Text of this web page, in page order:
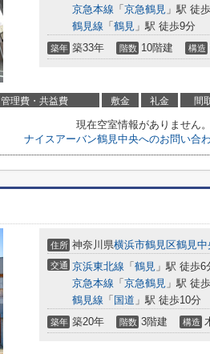
京急本線 「 京急鶴見 」駅 徒
鶴見線 「 鶴見 」駅 徒歩9分
築年 築33年 階数 10階建 構造
管理費・共益費 敷金 礼金 間
現在空室情報がありません。
ナイスアーバン鶴見中央へのお問い合
住所 神奈川県横浜市鶴見区鶴見中
交通 京浜東北線 「 鶴見 」駅 徒歩6
京急本線 「 京急鶴見 」駅 徒
鶴見線 「 国道 」駅 徒歩10分
築年 築20年 階数 3階建 構造